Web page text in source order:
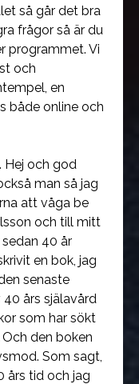
så går det bra
frågor så är du
programmet. Vi
och
en
både online och
Hej och god
man så jag
att våga be
och till mitt
40 år
en bok, jag
senaste
års själavård
som har sökt
den boken
Som sagt,
års tid och jag